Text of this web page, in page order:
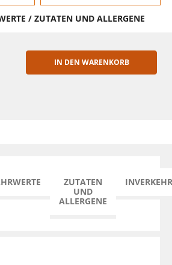
/ ZUTATEN UND ALLERGENE
ERHÖHEN
IN DEN WARENKORB
ZUTATEN
UND
ALLERGENE